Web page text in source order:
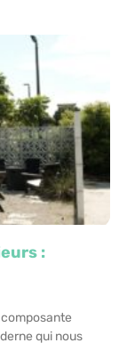
:
qui nous